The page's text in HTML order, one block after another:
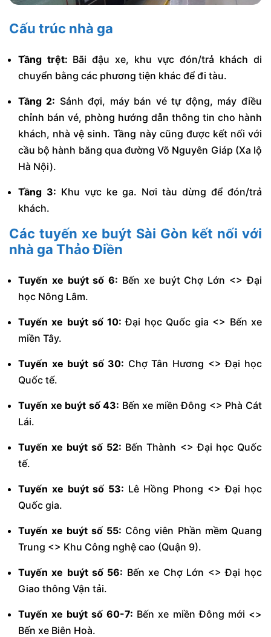
Cấu trúc nhà ga
Tầng trệt: Bãi đậu xe, khu vực đón/trả khách di
chuyển bằng các phương tiện khác để đi tàu.
Tầng 2: Sảnh đợi, máy bán vé tự động, máy điều
chỉnh bán vé, phòng hướng dẫn thông tin cho hành
khách, nhà vệ sinh. Tầng này cũng được kết nối với
cầu bộ hành băng qua đường Võ Nguyên Giáp (Xa lộ
Hà Nội).
Tầng 3: Khu vực ke ga. Nơi tàu dừng để đón/trả
khách.
Các tuyến xe buýt Sài Gòn kết nối với
nhà ga Thảo Điền
Tuyến xe buýt số 6: Bến xe buýt Chợ Lớn <> Đại
học Nông Lâm.
Tuyến xe buýt số 10: Đại học Quốc gia <> Bến xe
miền Tây.
Tuyến xe buýt số 30: Chợ Tân Hương <> Đại học
Quốc tế.
Tuyến xe buýt số 43: Bến xe miền Đông <> Phà Cát
Lái.
Tuyến xe buýt số 52: Bến Thành <> Đại học Quốc
tế.
Tuyến xe buýt số 53: Lê Hồng Phong <> Đại học
Quốc gia.
Tuyến xe buýt số 55: Công viên Phần mềm Quang
Trung <> Khu Công nghệ cao (Quận 9).
Tuyến xe buýt số 56: Bến xe Chợ Lớn <> Đại học
Giao thông Vận tải.
Tuyến xe buýt số 60-7: Bến xe miền Đông mới <>
Bến xe Biên Hoà.